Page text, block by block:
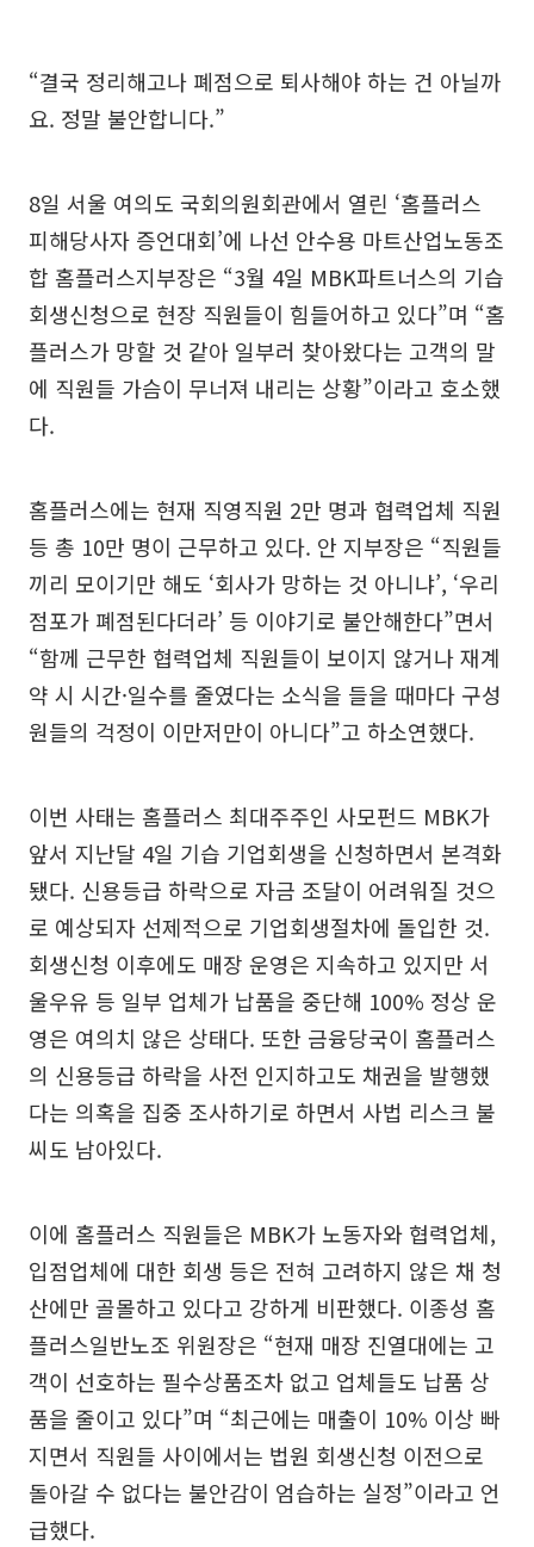
“결국 정리해고나 폐점으로 퇴사해야 하는 건 아닐까
요. 정말 불안합니다.”
8일 서울 여의도 국회의원회관에서 열린 ‘홈플러스
피해당사자 증언대회’에 나선 안수용 마트산업노동조
합 홈플러스지부장은 “3월 4일 MBK파트너스의 기습
회생신청으로 현장 직원들이 힘들어하고 있다”며 “홈
플러스가 망할 것 같아 일부러 찾아왔다는 고객의 말
에 직원들 가슴이 무너져 내리는 상황”이라고 호소했
다.
홈플러스에는 현재 직영직원 2만 명과 협력업체 직원
등 총 10만 명이 근무하고 있다. 안 지부장은 “직원들
끼리 모이기만 해도 ‘회사가 망하는 것 아니냐’, ‘우리
점포가 폐점된다더라’ 등 이야기로 불안해한다”면서
“함께 근무한 협력업체 직원들이 보이지 않거나 재계
약 시 시간·일수를 줄였다는 소식을 들을 때마다 구성
원들의 걱정이 이만저만이 아니다”고 하소연했다.
이번 사태는 홈플러스 최대주주인 사모펀드 MBK가
앞서 지난달 4일 기습 기업회생을 신청하면서 본격화
됐다. 신용등급 하락으로 자금 조달이 어려워질 것으
로 예상되자 선제적으로 기업회생절차에 돌입한 것.
회생신청 이후에도 매장 운영은 지속하고 있지만 서
울우유 등 일부 업체가 납품을 중단해 100% 정상 운
영은 여의치 않은 상태다. 또한 금융당국이 홈플러스
의 신용등급 하락을 사전 인지하고도 채권을 발행했
다는 의혹을 집중 조사하기로 하면서 사법 리스크 불
씨도 남아있다.
이에 홈플러스 직원들은 MBK가 노동자와 협력업체,
입점업체에 대한 회생 등은 전혀 고려하지 않은 채 청
산에만 골몰하고 있다고 강하게 비판했다. 이종성 홈
플러스일반노조 위원장은 “현재 매장 진열대에는 고
객이 선호하는 필수상품조차 없고 업체들도 납품 상
품을 줄이고 있다”며 “최근에는 매출이 10% 이상 빠
지면서 직원들 사이에서는 법원 회생신청 이전으로
돌아갈 수 없다는 불안감이 엄습하는 실정”이라고 언
급했다.